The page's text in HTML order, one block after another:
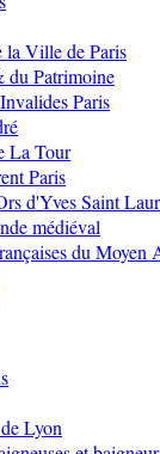
la Ville de Paris
du Patrimoine
Paris
La Tour
Paris
d'Yves Saint
médiéval
du Moyen
Lyon